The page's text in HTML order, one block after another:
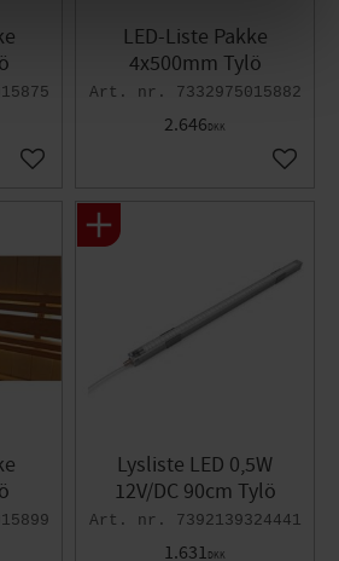
Gem som favorit
LED-Liste Pakke
4x500mm Tylö
7332975015882
2.646DKK
Gem
Lysliste LED 0,5W
12V/DC 90cm Tylö
7392139324441
1.631DKK